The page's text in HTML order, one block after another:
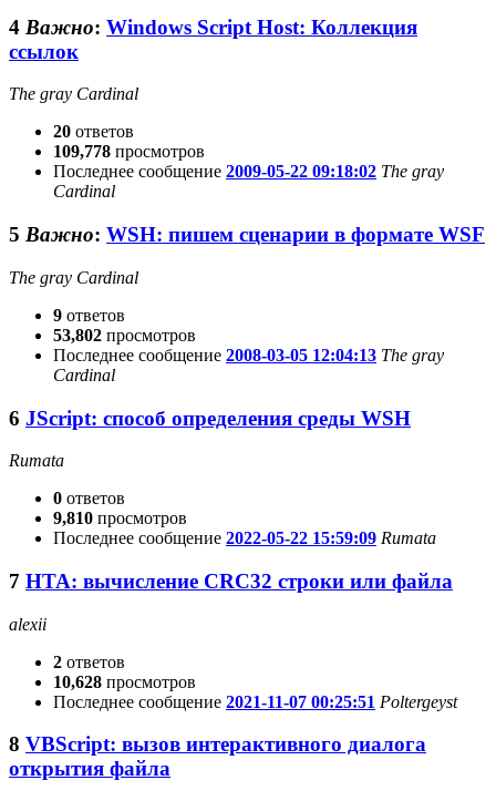
4 Важно: Windows Script Host: Коллекция
ссылок
The gray Cardinal
20 ответов
109,778 просмотров
Последнее сообщение 2009-05-22 09:18:02 The gray
Cardinal
5 Важно: WSH: пишем сценарии в формате WSF
The gray Cardinal
9 ответов
53,802 просмотров
Последнее сообщение 2008-03-05 12:04:13 The gray
Cardinal
6 JScript: способ определения среды WSH
Rumata
0 ответов
9,810 просмотров
Последнее сообщение 2022-05-22 15:59:09 Rumata
7 HTA: вычисление CRC32 строки или файла
alexii
2 ответов
10,628 просмотров
Последнее сообщение 2021-11-07 00:25:51 Poltergeyst
8 VBScript: вызов интерактивного диалога
открытия файла